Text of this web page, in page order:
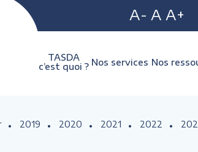
A- A A+
TASDA
c’est quoi ? Nos services Nos
2019 2020 2021 2022